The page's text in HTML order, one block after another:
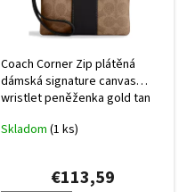
Coach Corner Zip plátěná
dámská signature canvas
wristlet peněženka gold tan
Skladom (1 ks)
€113,59